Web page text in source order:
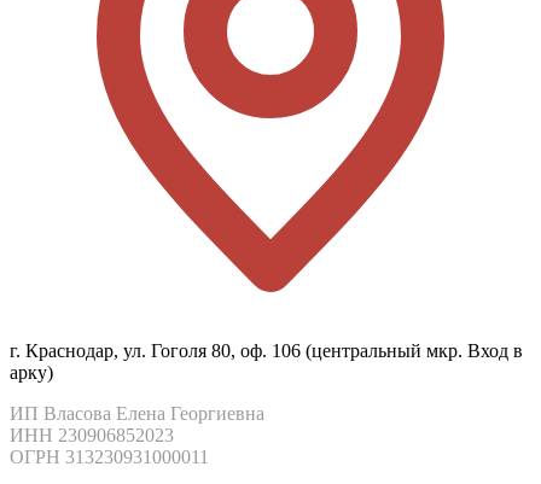
г. Краснодар, ул. Гоголя 80, оф. 106 (центральный мкр. Вход в
арку)
ИП Власова Елена Георгиевна
ИНН 230906852023
ОГРН 313230931000011